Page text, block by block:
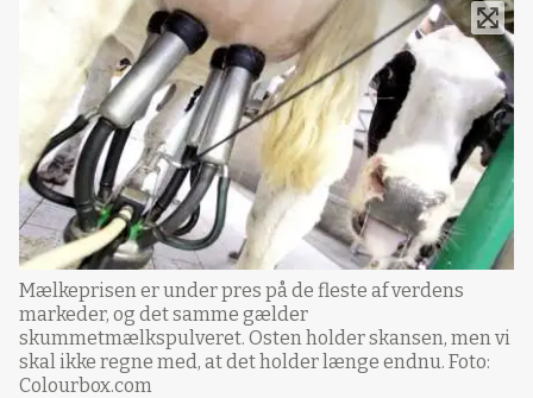
Mælkeprisen er under pres på de fleste af verdens
markeder, og det samme gælder
skummetmælkspulveret. Osten holder skansen, men vi
skal ikke regne med, at det holder længe endnu. Foto:
Colourbox.com